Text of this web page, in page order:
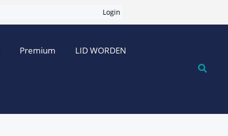
Login
Premium LID WORDEN